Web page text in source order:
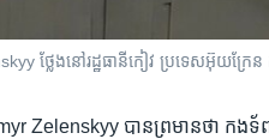
ថ្លែង​នៅ​រដ្ឋធានី​កៀវ ប្រទេស​អ៊ុយក្រែ
Zelenskyy បាន​ព្រមាន​ថា កង​ទ័ព​